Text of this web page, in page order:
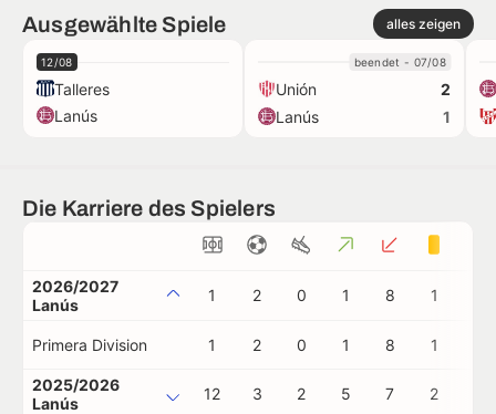
Ausgewählte Spiele alles zeigen
12/08
Talleres
Lanús
beendet - 07/08
Unión
2
Lanús
1
Die Karriere des Spielers
2026/2027
Lanús
1 2 0 1 8 1
Primera Division 1 2 0 1 8 1
2025/2026
Lanús
12 3 2 5 7 2